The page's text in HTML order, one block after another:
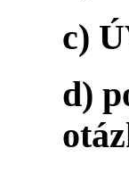
c)
d)